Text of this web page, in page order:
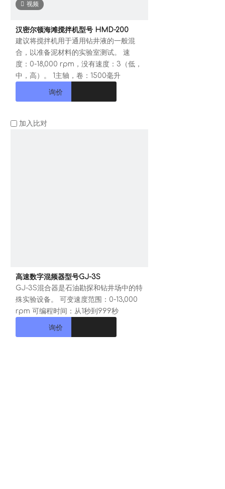
视频
汉密尔顿海滩搅拌机型号 HMD-200
建议将搅拌机用于通用钻井液的一般混
合，以准备泥材料的实验室测试。 速
度：0-18,000 rpm，没有速度：3（低，
中，高）。 1主轴，卷：1500毫升
询价
加入比对
高速数字混频器型号GJ-3S
GJ-3S混合器是石油勘探和钻井场中的特
殊实验设备。 可变速度范围：0-13,000
rpm 可编程时间：从1秒到999秒
询价